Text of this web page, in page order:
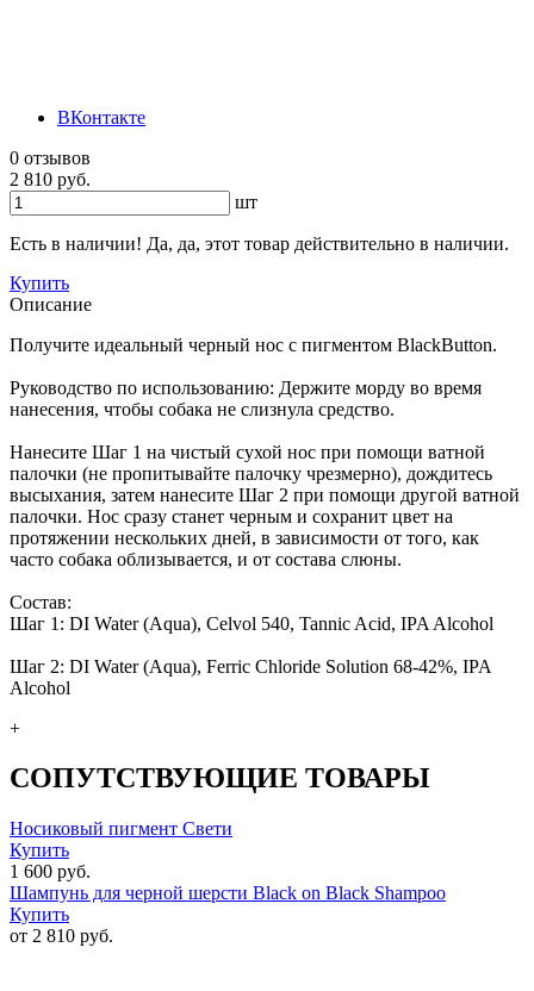
ВКонтакте
0 отзывов
2 810 руб.
шт
Есть в наличии! Да, да, этот товар действительно в наличии.
Купить
Описание
Получите идеальный черный нос с пигментом BlackButton.
Руководство по использованию: Держите морду во время
нанесения, чтобы собака не слизнула средство.
Нанесите Шаг 1 на чистый сухой нос при помощи ватной
палочки (не пропитывайте палочку чрезмерно), дождитесь
высыхания, затем нанесите Шаг 2 при помощи другой ватной
палочки. Нос сразу станет черным и сохранит цвет на
протяжении нескольких дней, в зависимости от того, как
часто собака облизывается, и от состава слюны.
Состав:
Шаг 1: DI Water (Aqua), Celvol 540, Tannic Acid, IPA Alcohol
Шаг 2: DI Water (Aqua), Ferric Chloride Solution 68-42%, IPA
Alcohol
+
СОПУТСТВУЮЩИЕ ТОВАРЫ
Носиковый пигмент Свети
Купить
1 600 руб.
Шампунь для черной шерсти Black on Black Shampoo
Купить
от 2 810 руб.